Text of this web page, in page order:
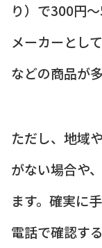
り）で300円
メーカーとして
などの商品が
ただし、地域
がない場合や
ます。確実に
電話で確認す